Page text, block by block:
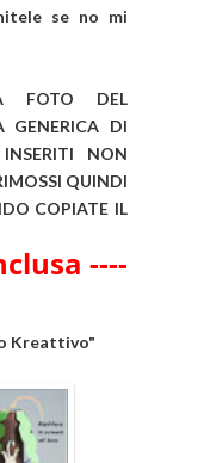
se no mi
FOTO DEL
GENERICA DI
NON
QUINDI
COPIATE IL
----
Kreattivo"